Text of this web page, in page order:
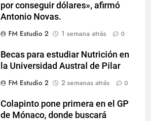
por conseguir dólares», afirmó
Antonio Novas.
FM Estudio 2
1 semana atrás 0
Becas para estudiar Nutrición en
la Universidad Austral de Pilar
FM Estudio 2
2 semanas atrás 0
Colapinto pone primera en el GP
de Mónaco, donde buscará